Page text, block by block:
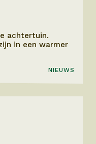
achtertuin.
in een warmer
NIEUWS